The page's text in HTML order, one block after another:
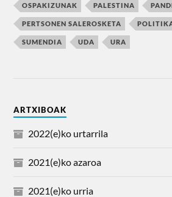
OSPAKIZUNAK PALESTINA
PERTSONEN SALEROSKETA
SUMENDIA UDA URA
ARTXIBOAK
2022(e)ko urtarrila
2021(e)ko azaroa
2021(e)ko urria